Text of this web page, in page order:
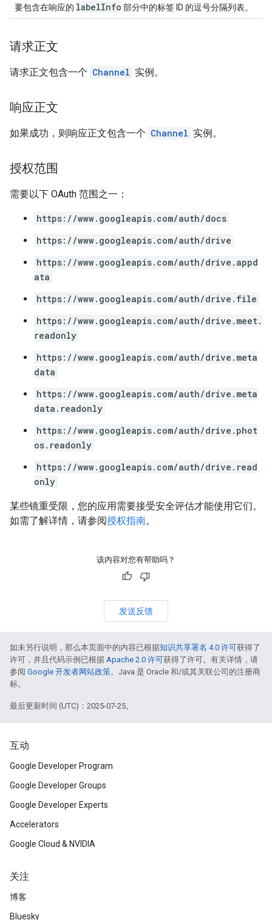
要包含在响应的 labelInfo 部分中的标签 ID 的逗号分隔列表。
请求正文
请求正文包含一个 Channel 实例。
响应正文
如果成功，则响应正文包含一个 Channel 实例。
授权范围
需要以下 OAuth 范围之一：
https://www.googleapis.com/auth/docs
https://www.googleapis.com/auth/drive
https://www.googleapis.com/auth/drive.appd
ata
https://www.googleapis.com/auth/drive.file
https://www.googleapis.com/auth/drive.meet.
readonly
https://www.googleapis.com/auth/drive.meta
data
https://www.googleapis.com/auth/drive.meta
data.readonly
https://www.googleapis.com/auth/drive.phot
os.readonly
https://www.googleapis.com/auth/drive.read
only
某些镜重受限，您的应用需要接受安全评估才能使用它们。
如需了解详情，请参阅授权指南。
该内容对您有帮助吗？
发送反馈
如未另行说明，那么本页面中的内容已根据知识共享署名 4.0 许可获得了
许可，并且代码示例已根据 Apache 2.0 许可获得了许可。有关详情，请
参阅 Google 开发者网站政策。Java 是 Oracle 和/或其关联公司的注册商
标。
最后更新时间 (UTC)：2025-07-25。
互动
Google Developer Program
Google Developer Groups
Google Developer Experts
Accelerators
Google Cloud & NVIDIA
关注
博客
Bluesky